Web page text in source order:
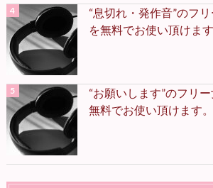
“息切れ・発作音”のフ
を無料でお使い頂けます
“お願いします”のフリ
無料でお使い頂けます。